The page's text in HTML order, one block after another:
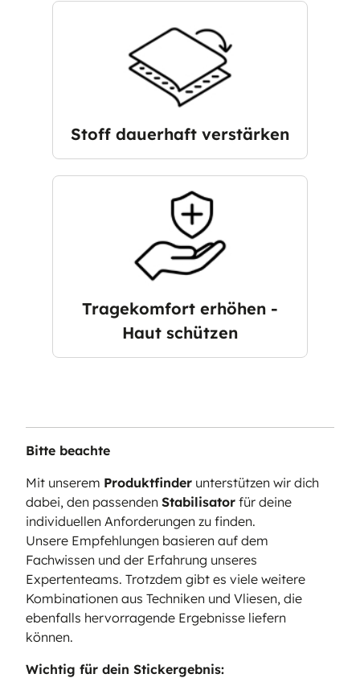
Stoff dauerhaft verstärken
Tragekomfort erhöhen -
Haut schützen
Bitte beachte
Mit unserem Produktfinder unterstützen wir dich
dabei, den passenden Stabilisator für deine
individuellen Anforderungen zu finden.
Unsere Empfehlungen basieren auf dem
Fachwissen und der Erfahrung unseres
Expertenteams. Trotzdem gibt es viele weitere
Kombinationen aus Techniken und Vliesen, die
ebenfalls hervorragende Ergebnisse liefern
können.
Wichtig für dein Stickergebnis: